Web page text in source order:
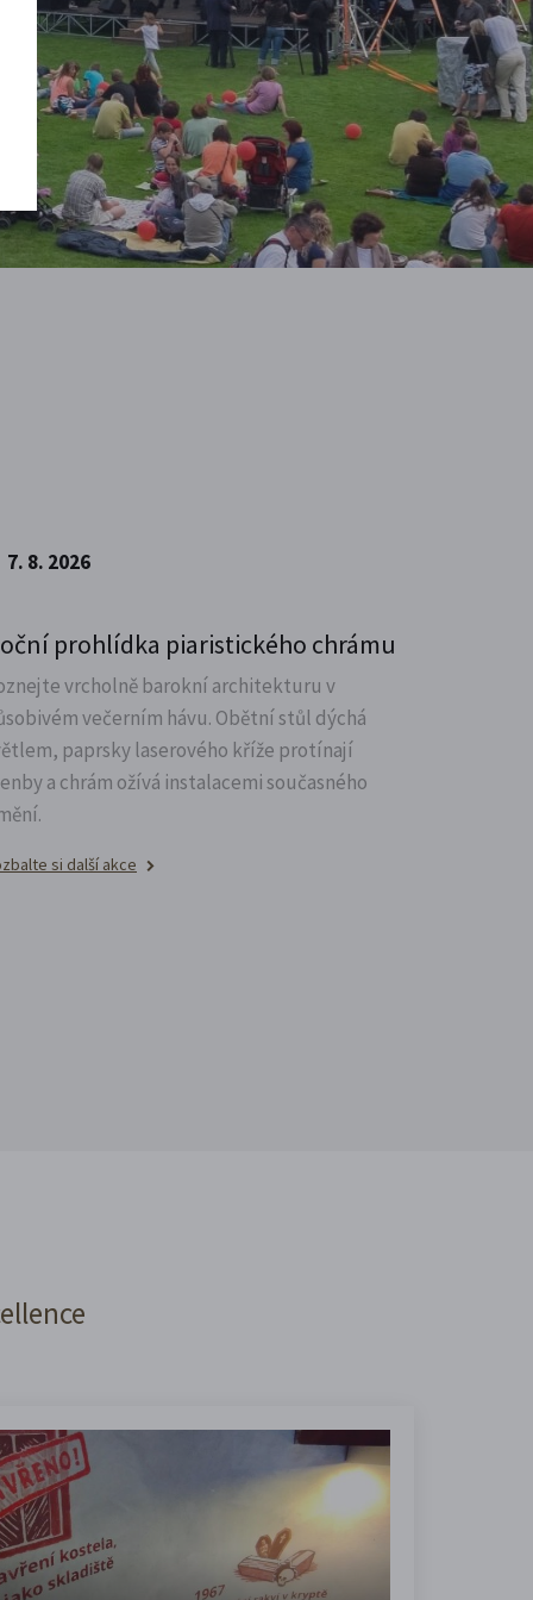
7. 8. 2026
prohlídka piaristického chrámu
vrcholně barokní architekturu v
večerním hávu. Obětní stůl dýchá
paprsky laserového kříže protínají
a chrám ožívá instalacemi současného
si další akce